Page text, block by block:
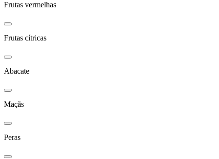
Frutas vermelhas
Frutas cítricas
Abacate
Maçãs
Peras